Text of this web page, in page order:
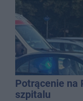
Potrącenie na
szpitalu